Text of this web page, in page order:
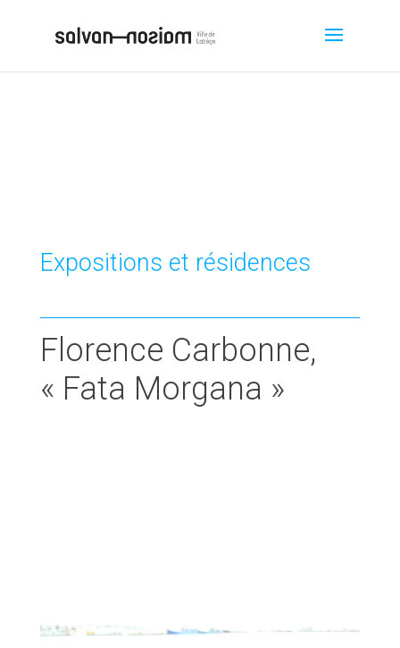
Expositions et résidences
Florence Carbonne,
« Fata Morgana »